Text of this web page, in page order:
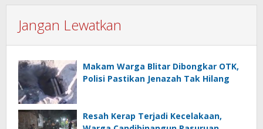
Jangan Lewatkan
Makam Warga Blitar Dibongkar OTK,
Polisi Pastikan Jenazah Tak Hilang
Resah Kerap Terjadi Kecelakaan,